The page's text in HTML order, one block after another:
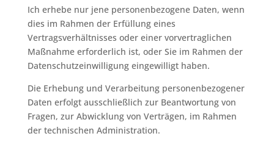
Ich erhebe nur jene personenbezogene Daten, wenn
dies im Rahmen der Erfüllung eines
Vertragsverhältnisses oder einer vorvertraglichen
Maßnahme erforderlich ist, oder Sie im Rahmen der
Datenschutzeinwilligung eingewilligt haben.
Die Erhebung und Verarbeitung personenbezogener
Daten erfolgt ausschließlich zur Beantwortung von
Fragen, zur Abwicklung von Verträgen, im Rahmen
der technischen Administration.